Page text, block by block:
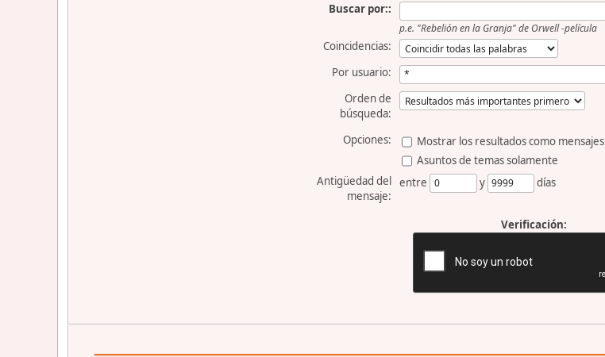
Buscar por::
p.e. "Rebelión en la Granja" de Orwell -película
Coincidencias:
Por usuario:
Orden de
búsqueda:
Opciones:
Mostrar los resultados como mensajes
Asuntos de temas solamente
Antigüedad del
mensaje:
entre y días
Verificación: